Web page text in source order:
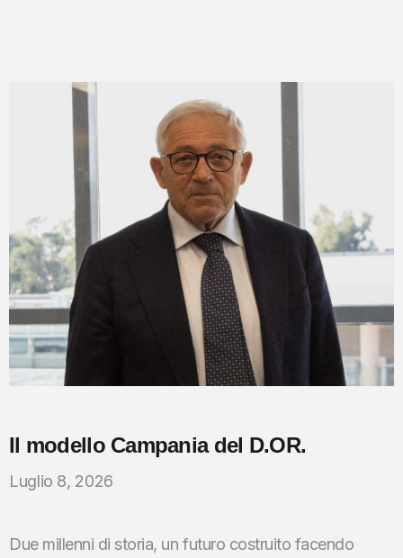
Il modello Campania del D.OR.
Luglio 8, 2026
Due millenni di storia, un futuro costruito facendo